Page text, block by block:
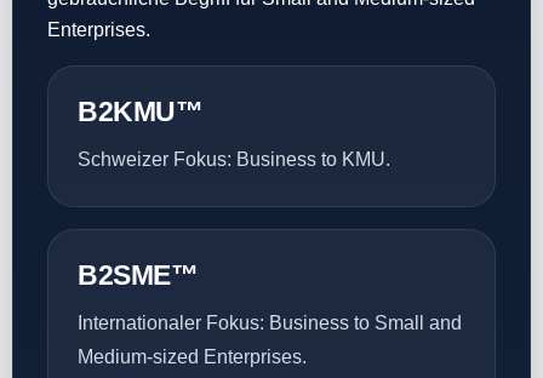
Enterprises.
B2KMU™
Schweizer Fokus: Business to KMU.
B2SME™
Internationaler Fokus: Business to Small and
Medium-sized Enterprises.